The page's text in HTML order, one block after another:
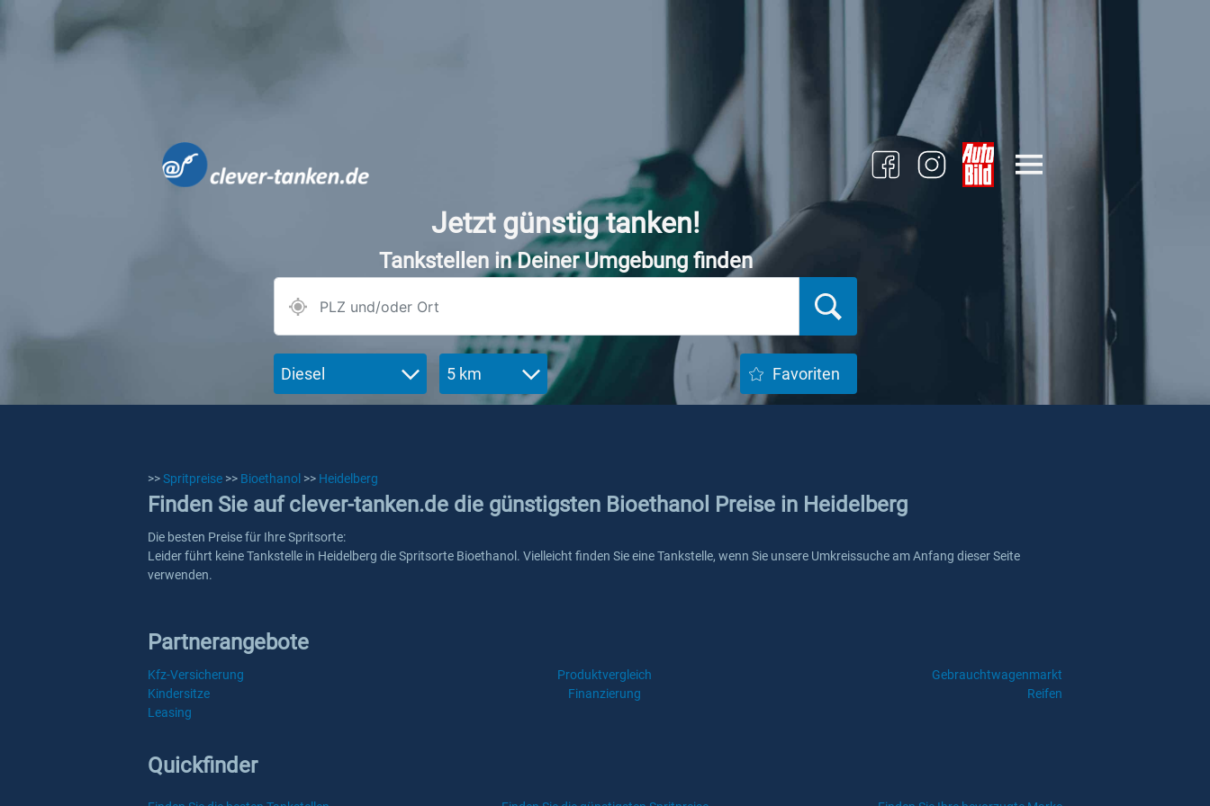
Jetzt günstig tanken!
Tankstellen in Deiner Umgebung finden
Diesel 5 km Favoriten
>>Spritpreise >> Bioethanol >> Heidelberg
Finden Sie auf clever-tanken.de die günstigsten Bioethanol Preise in Heidelberg
Die besten Preise für Ihre Spritsorte:
Leider führt keine Tankstelle in Heidelberg die Spritsorte Bioethanol. Vielleicht finden Sie eine Tankstelle, wenn Sie unsere Umkreissuche am Anfang dieser Seite
verwenden.
Partnerangebote
Kfz-Versicherung Produktvergleich
Gebrauchtwagenmarkt
Kindersitze
Finanzierung
Reifen
Leasing
Quickfinder